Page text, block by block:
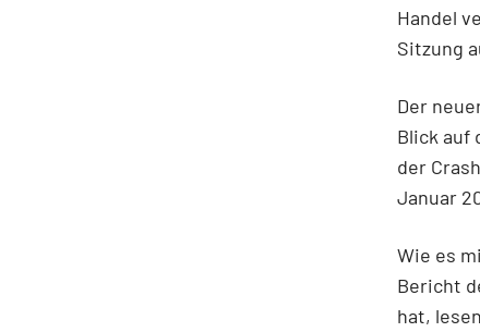
Handel
Sitzung
Der
Blick auf
der
Januar
Wie es
Bericht
hat,